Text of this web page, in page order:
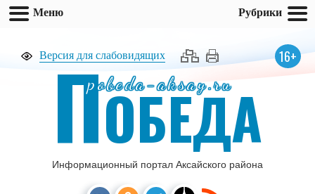
Версия для слабовидящих 16+
pobeda-aksay.ru
ПОБЕДА
Информационный портал Аксайского района
Меню Рубрики